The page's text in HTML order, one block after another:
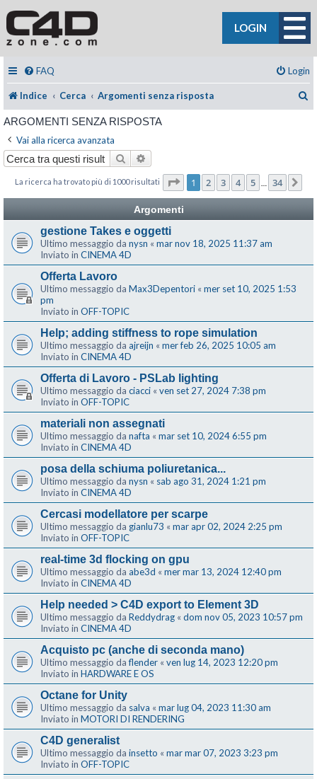
LOGIN
FAQ Login
Indice Cerca Argomenti senza risposta
ARGOMENTI SENZA RISPOSTA
Vai alla ricerca avanzata
Cerca
La ricerca ha trovato più di 1000 risultati Pagina di 34
1 2 3 4 5 34
Argomenti
gestione Takes e oggetti
Ultimo messaggio da nysn « mar nov 18, 2025 11:37 am
Inviato in CINEMA 4D
Offerta Lavoro
Ultimo messaggio da Max3Depentori « mer set 10, 2025 1:53
pm
Inviato in OFF-TOPIC
Help; adding stiffness to rope simulation
Ultimo messaggio da ajreijn « mer feb 26, 2025 10:05 am
Inviato in CINEMA 4D
Offerta di Lavoro - PSLab lighting
Ultimo messaggio da ciacci « ven set 27, 2024 7:38 pm
Inviato in OFF-TOPIC
materiali non assegnati
Ultimo messaggio da nafta « mar set 10, 2024 6:55 pm
Inviato in CINEMA 4D
posa della schiuma poliuretanica...
Ultimo messaggio da nysn « sab ago 31, 2024 1:21 pm
Inviato in CINEMA 4D
Cercasi modellatore per scarpe
Ultimo messaggio da gianlu73 « mar apr 02, 2024 2:25 pm
Inviato in OFF-TOPIC
real-time 3d flocking on gpu
Ultimo messaggio da abe3d « mer mar 13, 2024 12:40 pm
Inviato in CINEMA 4D
Help needed > C4D export to Element 3D
Ultimo messaggio da Reddydrag « dom nov 05, 2023 10:57 pm
Inviato in CINEMA 4D
Acquisto pc (anche di seconda mano)
Ultimo messaggio daflender « ven lug 14, 2023 12:20 pm
Inviato in HARDWARE E OS
Octane for Unity
Ultimo messaggio da salva « mar lug 04, 2023 11:30 am
Inviato in MOTORI DI RENDERING
C4D generalist
Ultimo messaggio da insetto « mar mar 07, 2023 3:23 pm
Inviato in OFF-TOPIC